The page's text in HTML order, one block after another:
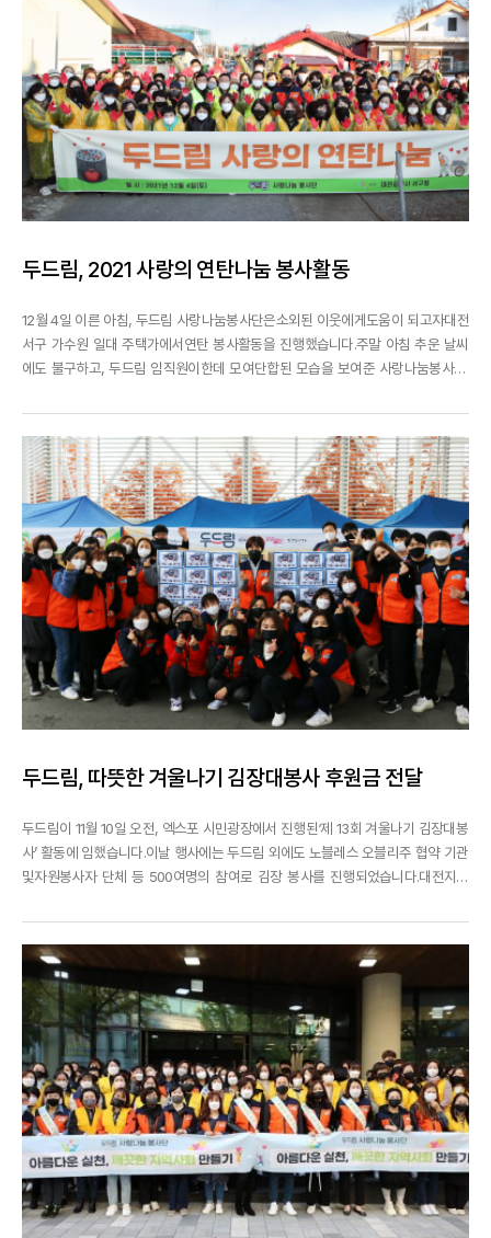
두드림, 2021 사랑의 연탄나눔 봉사활동
12월 4일 이른 아침, 두드림 사랑나눔봉사단은소외된 이웃에게도움이 되고자대전
서구 가수원 일대 주택가에서연탄 봉사활동을 진행했습니다.주말 아침 추운 날씨
에도 불구하고, 두드림 임직원이한데 모여단합된 모습을 보여준 사랑나눔봉사단!
김없이 찾아온 한파이지만,아랑곳하지 않고봉사활동을 진행한 두드림은총 3,000
장의 연탄과 전기장판,겨울이불 각 5세트를 준...
두드림, 따뜻한 겨울나기 김장대봉사 후원금 전달
두드림이 11월 10일 오전, 엑스포 시민광장에서 진행된‘제 13회 겨울나기 김장대봉
사’ 활동에 임했습니다.이날 행사에는 두드림 외에도 노블레스 오블리주 협약 기관
및자원봉사자 단체 등 500여명의 참여로 김장 봉사를 진행되었습니다.대전지역
사에 동참하며 김치를 손수 담고,사랑의 후원금 500만원을 기부했습니다.이날 담
근 김장김치는 총 5,000박스로 독거노인과 저...